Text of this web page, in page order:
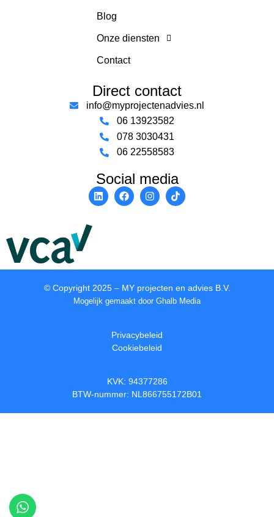
Blog
Onze diensten
Contact
Direct contact
info@myprojectenadvies.nl
06 13923582
078 3030431
06 22558583
Social media
© Copyright 2025 – MY projecten en advies B.V.
Mogelijk gemaakt door Ghalb Media
Privacybeleid
Cookiebeleid
KVK: 94377286
BTW-nummer: NL866755172B01